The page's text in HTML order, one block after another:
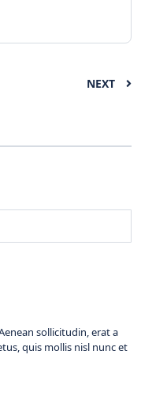
NEXT
sollicitudin, erat a
quis mollis nisl nunc et